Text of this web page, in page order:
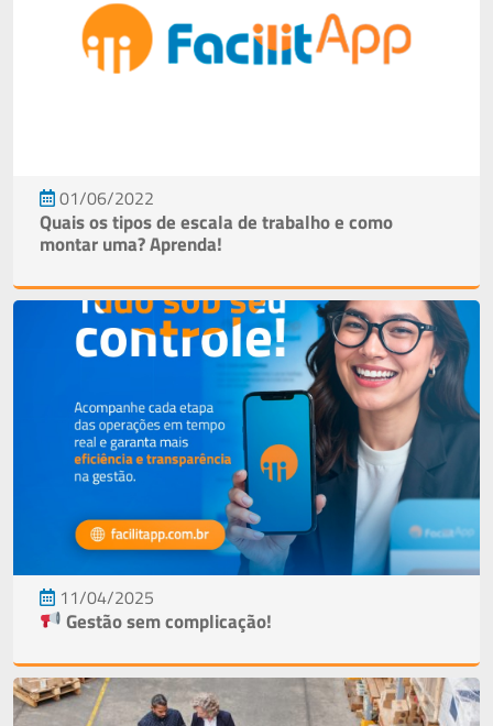
01/06/2022
Quais os tipos de escala de trabalho e como
montar uma? Aprenda!
11/04/2025
Gestão sem complicação!